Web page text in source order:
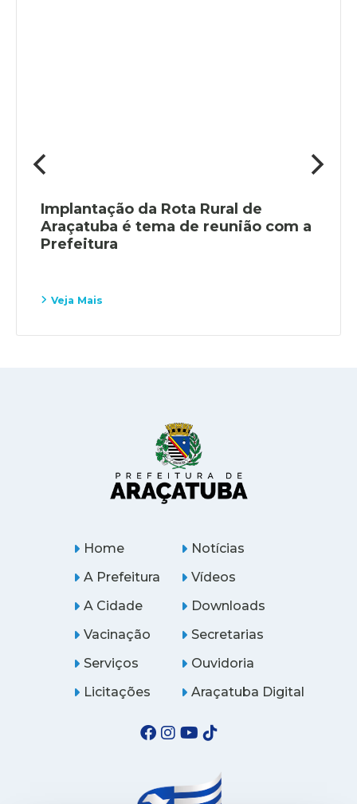
Implantação da Rota Rural de
Araçatuba é tema de reunião com a
Prefeitura
Veja Mais
Home
A Prefeitura
A Cidade
Notícias
Vídeos
Downloads
Vacinação
Serviços
Licitações
Secretarias
Ouvidoria
Araçatuba Digital